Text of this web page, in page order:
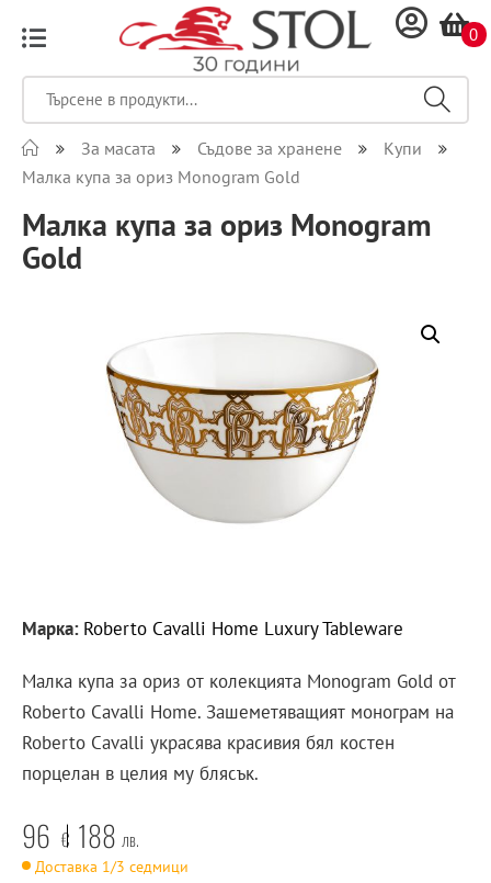
0
За масата Съдове за хранене
Купи
Малка купа за ориз Monogram Gold
Малка купа за ориз Monogram
Gold
Марка: Roberto Cavalli Home Luxury Tableware
Малка купа за ориз от колекцията Monogram Gold от
Roberto Cavalli Home. Зашеметяващият монограм на
Roberto Cavalli украсява красивия бял костен
порцелан в целия му блясък.
96 € 188 лв.
Доставка 1/3 седмици